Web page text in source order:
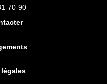
70-90